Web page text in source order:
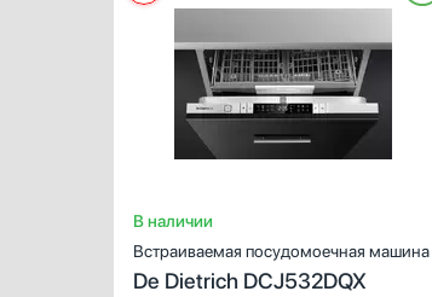
В наличии
Встраиваемая посудомоечная машина
De Dietrich DCJ532DQX